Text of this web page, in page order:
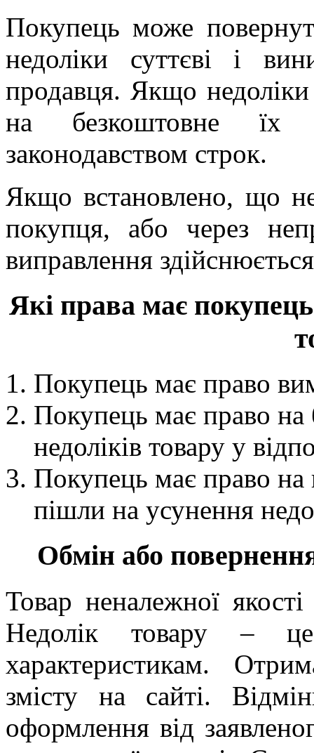
Покупець може
недоліки суттєві і
продавця. Якщо
на безкоштовне їх
законодавством строк.
Якщо встановлено, що
покупця, або через
виправлення
Які права має
Покупець має право
Покупець має право на
недоліків товару у
Покупець має право на
пішли на усунення
Обмін або
Товар неналежної
Недолік товару – це
характеристикам.
змісту на сайті.
оформлення від